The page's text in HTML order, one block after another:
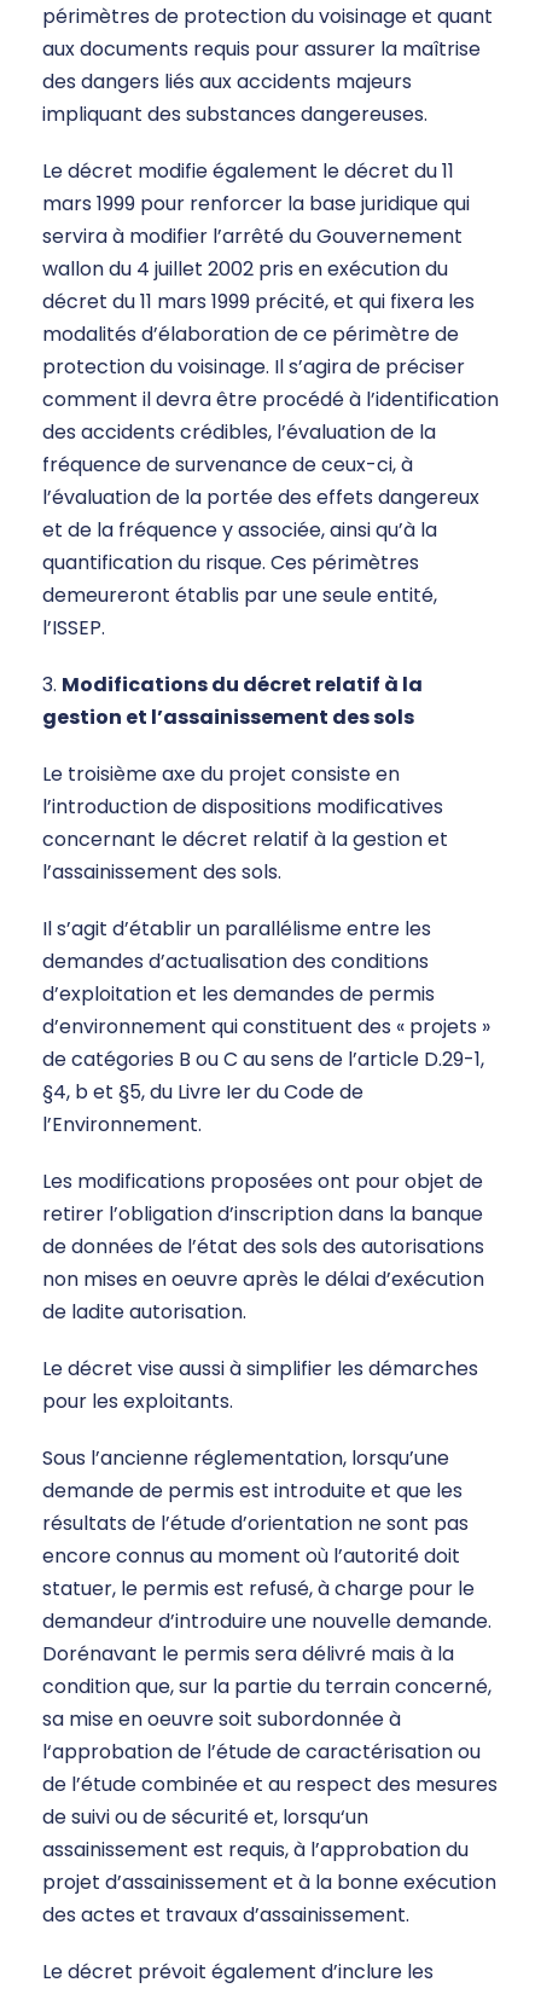
périmètres de protection du voisinage et quant
aux documents requis pour assurer la maîtrise
des dangers liés aux accidents majeurs
impliquant des substances dangereuses.
Le décret modifie également le décret du 11
mars 1999 pour renforcer la base juridique qui
servira à modifier l’arrêté du Gouvernement
wallon du 4 juillet 2002 pris en exécution du
décret du 11 mars 1999 précité, et qui fixera les
modalités d’élaboration de ce périmètre de
protection du voisinage. Il s’agira de préciser
comment il devra être procédé à l’identification
des accidents crédibles, l’évaluation de la
fréquence de survenance de ceux-ci, à
l’évaluation de la portée des effets dangereux
et de la fréquence y associée, ainsi qu’à la
quantification du risque. Ces périmètres
demeureront établis par une seule entité,
l’ISSEP.
3. Modifications du décret relatif à la
gestion et l’assainissement des sols
Le troisième axe du projet consiste en
l’introduction de dispositions modificatives
concernant le décret relatif à la gestion et
l’assainissement des sols.
Il s’agit d’établir un parallélisme entre les
demandes d’actualisation des conditions
d’exploitation et les demandes de permis
d’environnement qui constituent des « projets »
de catégories B ou C au sens de l’article D.29-1,
§4, b et §5, du Livre Ier du Code de
l’Environnement.
Les modifications proposées ont pour objet de
retirer l’obligation d’inscription dans la banque
de données de l’état des sols des autorisations
non mises en oeuvre après le délai d’exécution
de ladite autorisation.
Le décret vise aussi à simplifier les démarches
pour les exploitants.
Sous l’ancienne réglementation, lorsqu’une
demande de permis est introduite et que les
résultats de l’étude d’orientation ne sont pas
encore connus au moment où l’autorité doit
statuer, le permis est refusé, à charge pour le
demandeur d’introduire une nouvelle demande.
Dorénavant le permis sera délivré mais à la
condition que, sur la partie du terrain concerné,
sa mise en oeuvre soit subordonnée à
l‘approbation de l’étude de caractérisation ou
de l’étude combinée et au respect des mesures
de suivi ou de sécurité et, lorsqu‘un
assainissement est requis, à l’approbation du
projet d’assainissement et à la bonne exécution
des actes et travaux d’assainissement.
Le décret prévoit également d’inclure les